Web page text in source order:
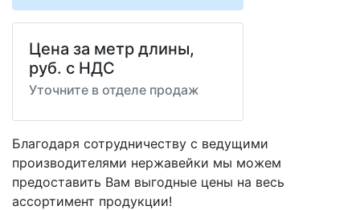
Цена за метр длины,
руб. с НДС
Уточните в отделе продаж
Благодаря сотрудничеству с ведущими
производителями нержавейки мы можем
предоставить Вам выгодные цены на весь
ассортимент продукции!